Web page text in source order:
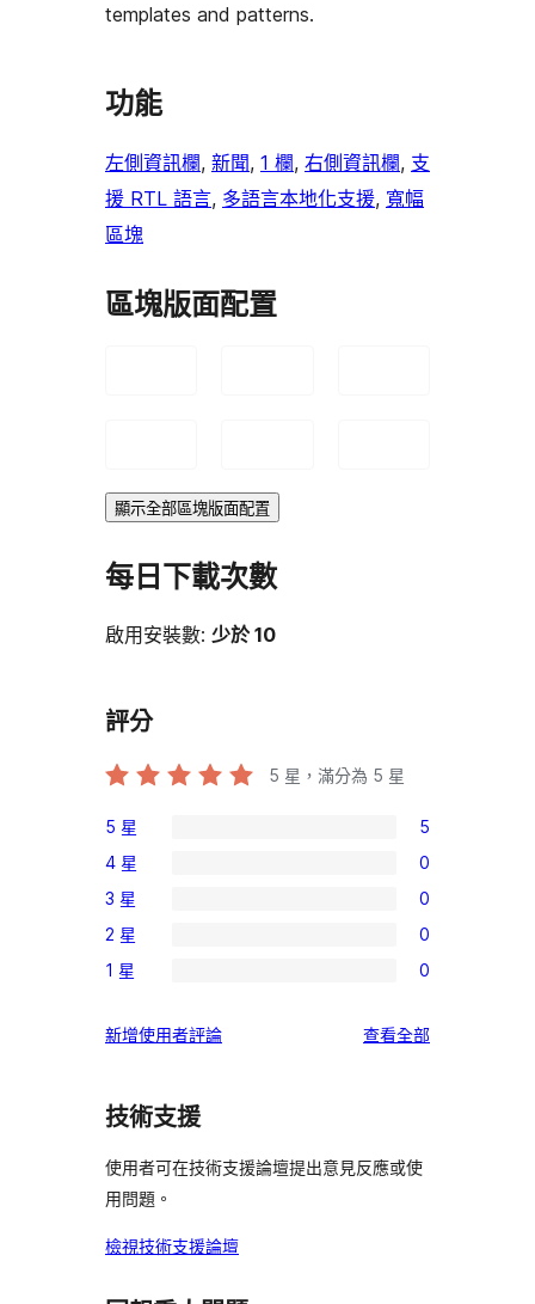
templates and patterns.
功能
左側資訊欄, 新聞, 1 欄, 右側資訊欄, 支
援 RTL 語言, 多語言本地化支援, 寬幅
區塊
區塊版面配置
顯示全部區塊版面配置
每日下載次數
啟用安裝數: 少於 10
評分
5 星，滿分為 5 星
個
5
星
使
者
5 星 5
個
4
星
用
論
4 星 0
個
3
使
者
評
論
3 星 0
個
星
用
者
評
論
2 星 0
1
使
者
評
1 星 0
新增使用者評論 查看全部使
技術支援
使用者可在技術支援論壇提出意見反應或使
用問題。
檢視技術支援論壇